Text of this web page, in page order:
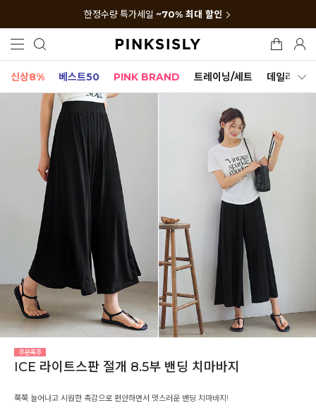
한정수량 특가세일 ~70% 최대 할인
신상8% 베스트50 PINK BRAND 트레이닝/세트 데일리세트
ICE 라이트스판 절개 8.5부 밴딩 치마바지
쭉쭉 늘어나고 시원한 촉감으로 편안하면서 멋스러운 밴딩 치마바지!